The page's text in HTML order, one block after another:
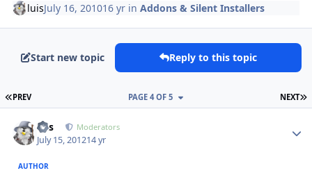
luisJuly 16, 201016 yr inAddons & Silent Installers
Start new topic Reply to this topic
FIRST PAGE
PREV NEXT
PAGE 4 OF 5
luis Moderators
July 15, 201214 yr
AUTHOR